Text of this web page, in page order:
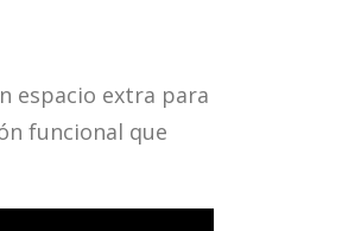
espacio extra para
funcional que